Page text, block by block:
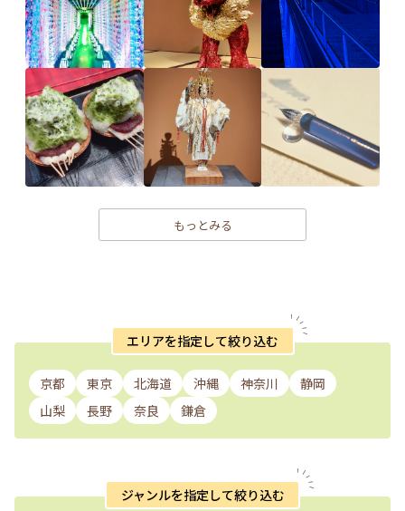
もっとみる
エリアを指定して絞り込む
京都 東京 北海道 沖縄 神奈川
静岡
山梨
長野 奈良 鎌倉
ジャンルを指定して絞り込む